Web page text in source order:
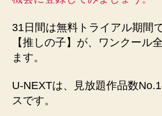
31日間は無料トライアル期間
【推しの子】が、ワンクール
ます。
U-NEXTは、見放題作品数
スです。